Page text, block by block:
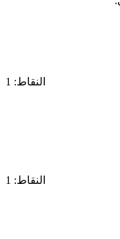
النقاط: 1
النقاط: 1